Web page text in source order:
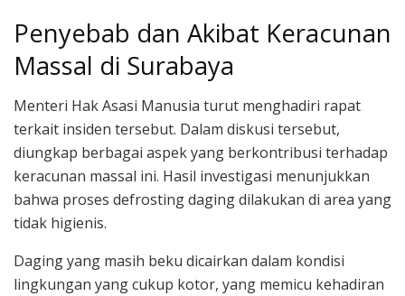
Penyebab dan Akibat Keracunan
Massal di Surabaya
Menteri Hak Asasi Manusia turut menghadiri rapat
terkait insiden tersebut. Dalam diskusi tersebut,
diungkap berbagai aspek yang berkontribusi terhadap
keracunan massal ini. Hasil investigasi menunjukkan
bahwa proses defrosting daging dilakukan di area yang
tidak higienis.
Daging yang masih beku dicairkan dalam kondisi
lingkungan yang cukup kotor, yang memicu kehadiran